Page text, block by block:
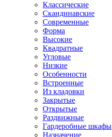
Классические
Скандинавские
Современные
Форма
Высокие
Квадратные
Угловые
Низкие
Особенности
Встроенные
Из кладовки
Закрытые
Открытые
Раздвижные
Гардеробные шкафы
Назначение